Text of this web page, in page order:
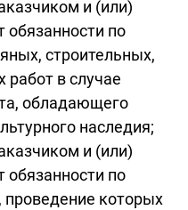
и (или)
обязанности по
строительных,
в случае
обладающего
наследия;
и (или)
обязанности по
проведение которых